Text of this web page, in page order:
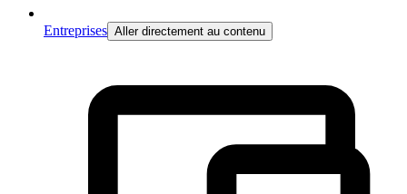
Entreprises Aller directement au contenu